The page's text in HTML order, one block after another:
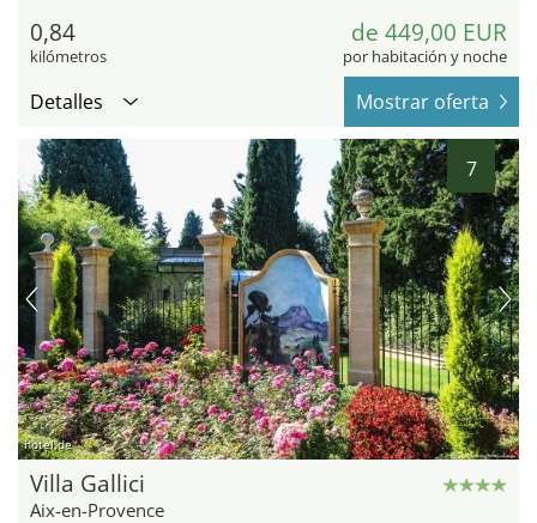
0,84
kilómetros
de 449,00 EUR
por habitación y noche
Detalles Mostrar oferta
7
hotel.de
Villa Gallici
Aix-en-Provence